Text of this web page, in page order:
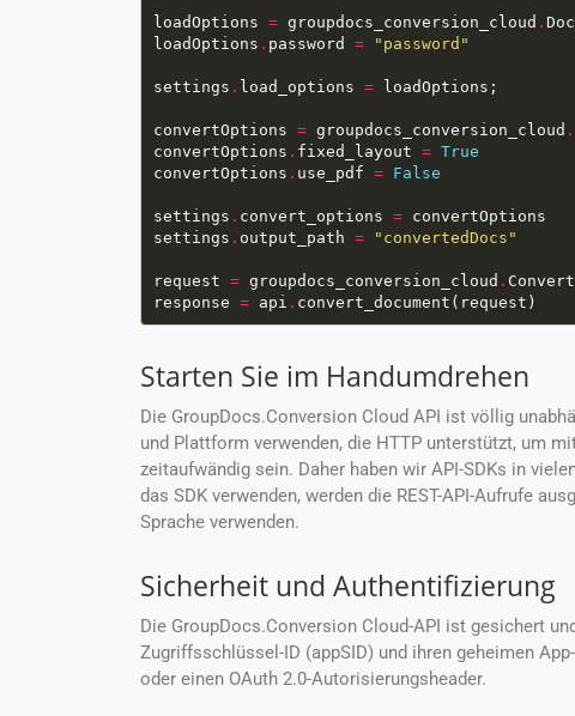
loadOptions = groupdocs_conversion_cloud .
loadOptions . password = "password"
settings . load_options =
convertOptions = groupdocs_conversion_cloud .
convertOptions . fixed_layout = True
convertOptions . use_pdf = False
settings . convert_options =
settings . output_path = "convertedDocs"
request = groupdocs_conversion_cloud .
response = api .
Starten Sie im Handumdrehen
Die GroupDocs.Conversion Cloud API ist völlig
und Plattform verwenden, die HTTP unterstützt, um
zeitaufwändig sein. Daher haben wir API-SDKs in
das SDK verwenden, werden die REST-API-Aufrufe
Sprache verwenden.
Sicherheit und Authentifizierung
Die GroupDocs.Conversion Cloud-API ist gesichert
Zugriffsschlüssel-ID (appSID) und ihren geheimen
oder einen OAuth 2.0-Autorisierungsheader.